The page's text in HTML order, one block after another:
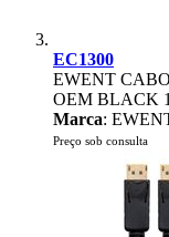
EC1300
EWENT
OEM BLACK
Marca:
Preço sob consulta